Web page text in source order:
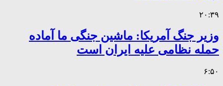
۲۰:۳۹
وزیر جنگ آمریکا: ماشین جنگی ما آماده
حمله نظامی علیه ایران است
۶:۵۰